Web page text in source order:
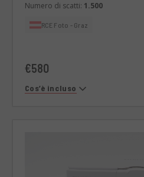
Numero di scatti: 1.500
RCE Foto - Graz
€580
Cos’è incluso